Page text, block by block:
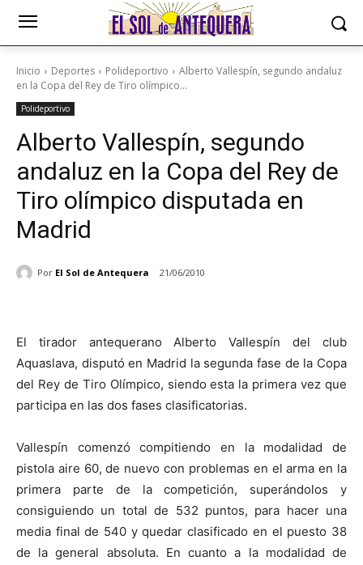
Inicio Deportes Polideportivo
Alberto Vallespín, segundo andaluz
en la Copa del Rey de Tiro olímpico...
Polideportivo
Alberto Vallespín, segundo
andaluz en la Copa del Rey de
Tiro olímpico disputada en
Madrid
Por El Sol de Antequera 21/06/2010
El tirador antequerano Alberto Vallespín del club
Aquaslava, disputó en Madrid la segunda fase de la Copa
del Rey de Tiro Olímpico, siendo esta la primera vez que
participa en las dos fases clasificatorias.
Vallespín comenzó compitiendo en la modalidad de
pistola aire 60, de nuevo con problemas en el arma en la
primera parte de la competición, superándolos y
consiguiendo un total de 532 puntos, para hacer una
media final de 540 y quedar clasificado en el puesto 38
de la general absoluta. En cuanto a la modalidad de